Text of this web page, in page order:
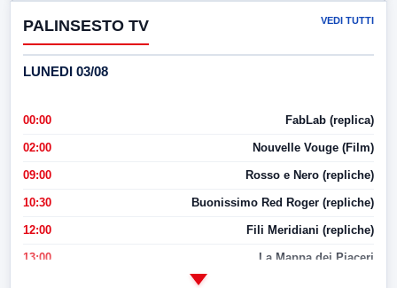
PALINSESTO TV VEDI TUTTI
LUNEDI 03/08
00:00 FabLab (replica)
02:00 Nouvelle Vouge (Film)
09:00 Rosso e Nero (repliche)
10:30 Buonissimo Red Roger (repliche)
12:00 Fili Meridiani (repliche)
13:00 La Mappa dei Piaceri